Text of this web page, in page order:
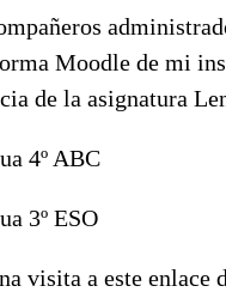
Moodle de mi
de la asignatura
4º ABC
3º ESO
visita a este enlace